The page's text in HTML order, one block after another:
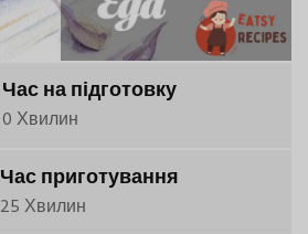
Час на підготовку
0 Хвилин
Час приготування
25 Хвилин